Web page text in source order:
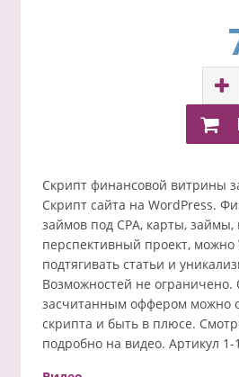
Скрипт финансовой витрины
Скрипт сайта на WordPress.
займов под CPA, карты,
перспективный проект, можно
подтягивать статьи и
Возможностей не
засчитанным оффером можно
скрипта и быть в плюсе.
подробно на видео. Артикул 1-